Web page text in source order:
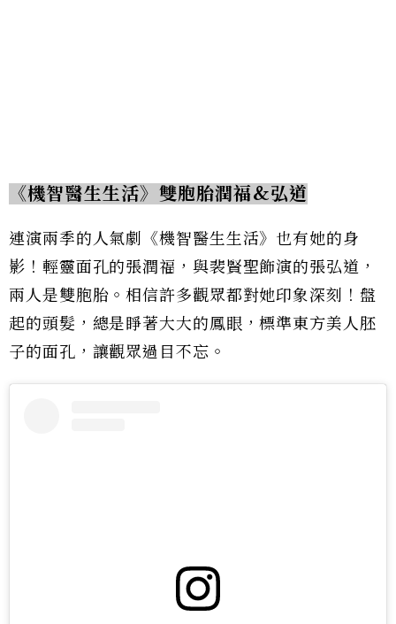
《機智醫生生活》雙胞胎潤福&弘道
連演兩季的人氣劇《機智醫生生活》也有她的身
影！輕靈面孔的張潤福，與裴賢聖飾演的張弘道，
兩人是雙胞胎。相信許多觀眾都對她印象深刻！盤
起的頭髮，總是睜著大大的鳳眼，標準東方美人胚
子的面孔，讓觀眾過目不忘。